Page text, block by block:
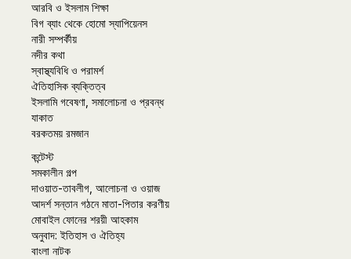
আরবি ও ইসলাম শিক্ষা
বিগ ব্যাং থেকে হোমো স্যাপিয়েনস
নারী সম্পর্কীয়
নদীর কথা
স্বাস্থ্যবিধি ও পরামর্শ
ঐতিহাসিক ব্যক্তিত্ব
ইসলামি গবেষণা, সমালোচনা ও প্রবন্ধ
যাকাত
বরকতময় রমজান
কন্টেস্ট
সমকালীন গল্প
দাওয়াত-তাবলীগ, আলোচনা ও ওয়াজ
আদর্শ সন্তান গঠনে মাতা-পিতার করণীয়
মোবাইল ফোনের শরয়ী আহকাম
অনুবাদ: ইতিহাস ও ঐতিহ্য
বাংলা নাটক